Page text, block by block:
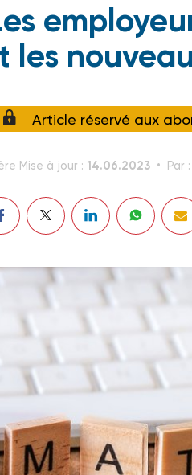
les
Article réservé aux
Mise à jour : 14.06.2023 Par :